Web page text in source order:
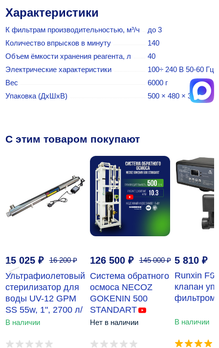
Характеристики
К фильтрам производительностью, м³/ч
до 3
Количество впрысков в минуту
140
Объем ёмкости хранения реагента, л
40
Электрические характеристики
100÷ 240 В 50-60 Гц
Вес
6000 г
Упаковка (ДхШхВ)
500 × 480 × 380 мм
C этим товаром покупают
15 025 ₽ 16 200₽
Ультрафиолетовый
стерилизатор для
воды UV-12 GPM
SS 55w, 1", 2700 л/
час
В наличии
126 500 ₽ 145 000₽
Система обратного
осмоса NECOZ
GOKENIN 500
STANDART
Нет в наличии
5 810 ₽
Runxin
клапан
фильтром
В наличии
‹